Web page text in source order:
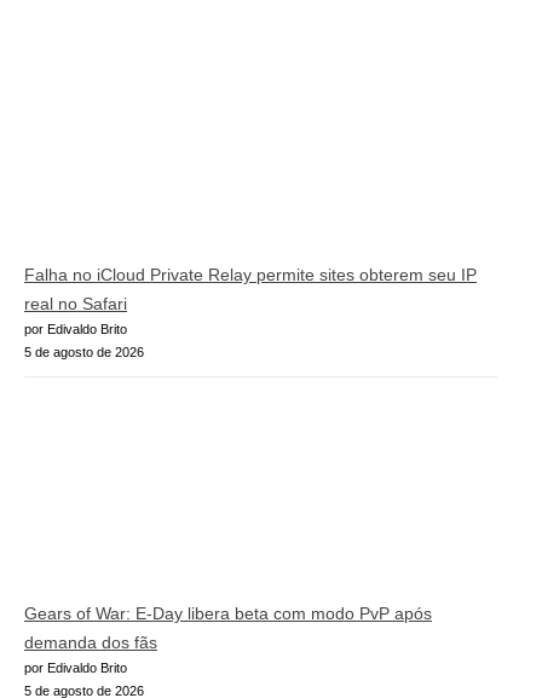
Falha no iCloud Private Relay permite sites obterem seu IP
real no Safari
por Edivaldo Brito
5 de agosto de 2026
Gears of War: E-Day libera beta com modo PvP após
demanda dos fãs
por Edivaldo Brito
5 de agosto de 2026